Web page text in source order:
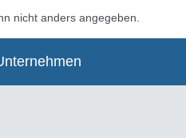
nicht anders angegeben.